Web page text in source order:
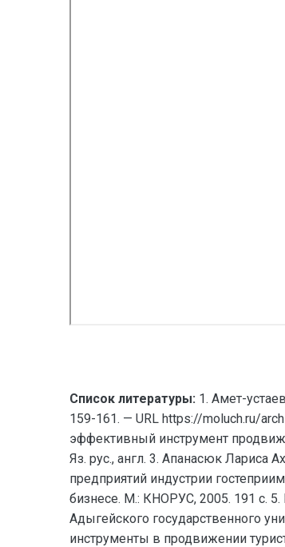
Список литературы: 1. Амет-
159-161. — URL https://moluch.ru/
эффективный инструмент
Яз. рус., англ. 3. Апанасюк Лариса
предприятий индустрии
бизнесе. М.: КНОРУС, 2005. 191 с.
Адыгейского государственного
инструменты в продвижении